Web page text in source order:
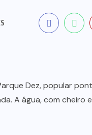
Dez, popular
A água, com cheiro